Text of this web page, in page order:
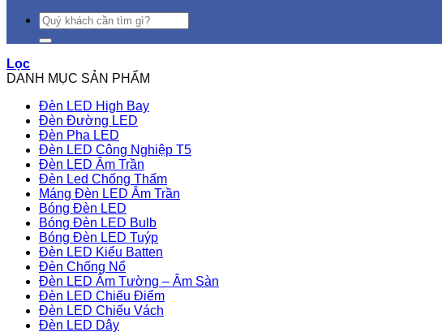
Tìm
kiếm:
Lọc
DANH MỤC SẢN PHẨM
Đèn LED High Bay
Đèn Đường LED
Đèn Pha LED
Đèn LED Công Nghiệp T5
Đèn LED Âm Trần
Đèn Led Chống Thấm
Máng Đèn LED Âm Trần
Bóng Đèn LED
Bóng Đèn LED Bulb
Bóng Đèn LED Tuýp
Đèn LED Kiểu Batten
Đèn Chống Nổ
Đèn LED Âm Tường – Âm Sàn
Đèn LED Chiếu Điểm
Đèn LED Chiếu Vách
Đèn LED Dây